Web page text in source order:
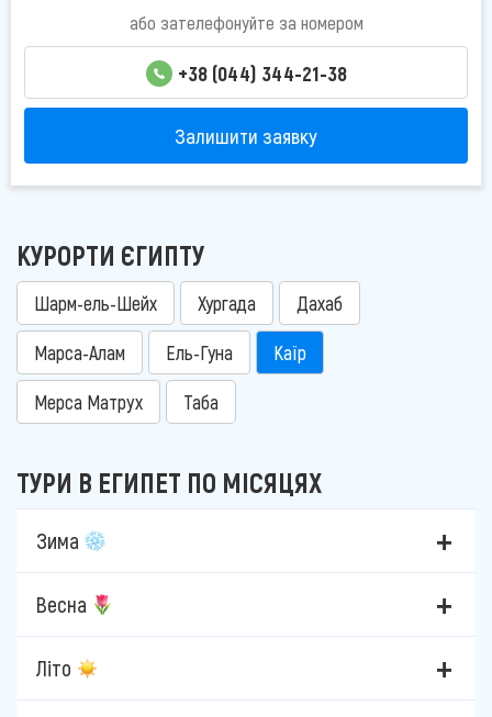
або зателефонуйте за номером
+38 (044) 344-21-38
Залишити заявку
КУРОРТИ ЄГИПТУ
Шарм-ель-Шейх Хургада Дахаб
Марса-Алам Ель-Гуна Каїр
Мерса Матрух Таба
ТУРИ В ЕГИПЕТ ПО МІСЯЦЯХ
Зима
Весна
Літо